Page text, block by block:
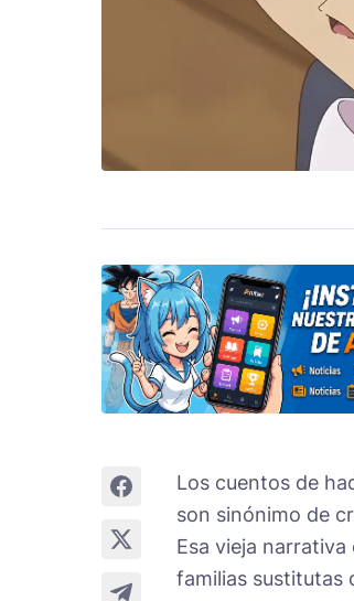
Los cuentos de
son sinónimo de
Esa vieja
familias sustitutas